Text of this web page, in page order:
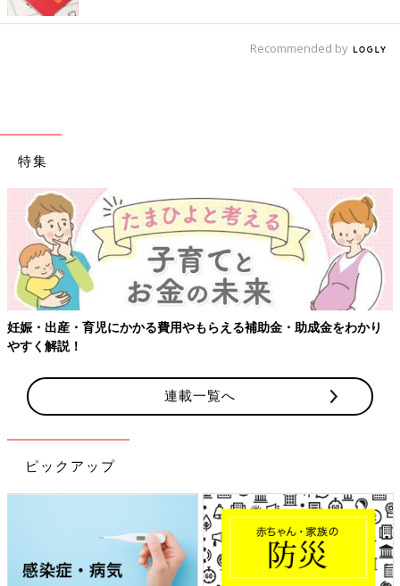
Recommended by
特集
妊娠・出産・育児にかかる費用やもらえる補助金・助成金をわかり
やすく解説！
連載一覧へ
ピックアップ